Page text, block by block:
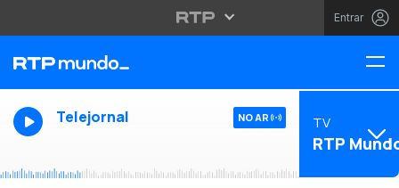
Entrar
Telejornal NO AR TV
RTP